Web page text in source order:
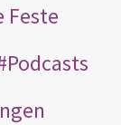
Feste
Podcasts